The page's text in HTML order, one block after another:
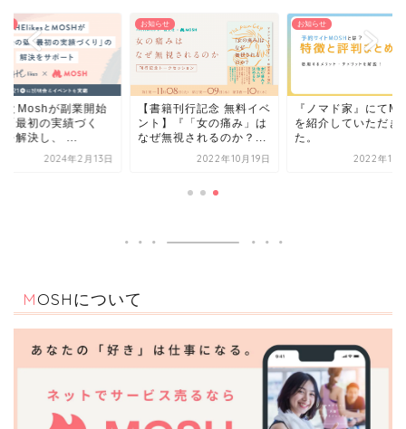
とMoshが副業開始
「最初の実績づく
を解決し、 ...
2024年2月13日
お知らせ
【書籍刊行記念 無料イベ
ント】『「女の痛み」は
なぜ無視されるのか？...
2022年10月19日
お知らせ
『ノマド家』にて
を紹介していただき
た。
2022年10
MOSHについて